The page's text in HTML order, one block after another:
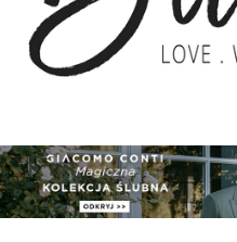
REKLAMA
ADVERTISING
ZGŁOSZENIA